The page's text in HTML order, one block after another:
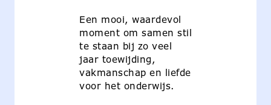
Een mooi, waardevol
moment om samen stil
te staan bij zo veel
jaar toewijding,
vakmanschap en liefde
voor het onderwijs.